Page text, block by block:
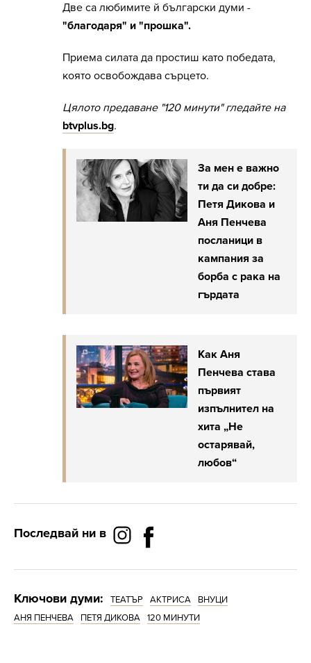
Две са любимите й български думи -
"благодаря" и "прошка".
Приема силата да простиш като победата,
която освобождава сърцето.
Цялото предаване "120 минути" гледайте на
btvplus.bg.
За мен е важно
ти да си добре:
Петя Дикова и
Аня Пенчева
посланици в
кампания за
борба с рака на
гърдата
Как Аня
Пенчева става
първият
изпълнител на
хита „Не
остарявай,
любов“
Последвай ни в
Ключови думи: ТЕАТЪР АКТРИСА
ВНУЦИ
АНЯ ПЕНЧЕВА
ПЕТЯ ДИКОВА 120 МИНУТИ